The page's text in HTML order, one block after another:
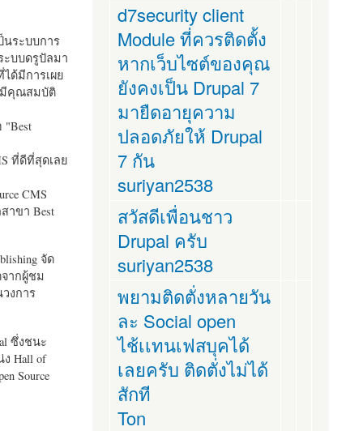
นระบบการ
ะบบดรูปัลมา
ด้มีการเผย
มีคุณสมบัติ
"Best
ที่ดีที่สุดเลย
CMS
าขา Best
จัด
ากผู้ชม
งการ
ซึ่งชนะ
Hall of
Source
d7security client
Module ที่ควรติดตั้ง
หากเว็บไซต์ของคุณ
ยังคงเป็น Drupal 7
มายืดอายุความ
ปลอดภัยให้ Drupal
7 กัน
suriyan2538
สวัสดีเพื่อนชาว
Drupal ครับ
suriyan2538
พยามติดตั่งหลายวัน
ละ Social open
ไช้เเทนเฟสบุคได้
เลยครับ ติดตั่งไม่ได้
สักที
Ton